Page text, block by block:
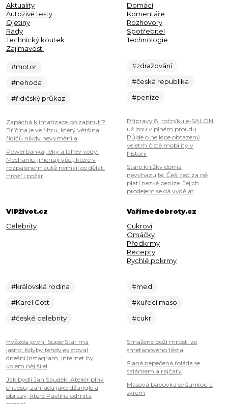
Aktuality
Autoživě testy
Ojetiny
Rady
Technický koutek
Zajímavosti
#motor
#nehoda
#řidičský průkaz
Zapáchá klimatizace po zapnutí?
Příčina je ve filtru, který většina
řidičů nikdy nevyměnila
Powerbanka, léky a lahev vody:
Mechanici jmenují věci, které v
rozpáleném autě nemají co dělat.
Hrozí i požár
Domácí
Komentáře
Rozhovory
Spotřebitel
Technologie
#zdražování
#česká republika
#peníze
Přípravy 8. ročníku e-SALON
už jsou v plném proudu.
Půjde o nejlépe obsazený
veletrh čisté mobility v
historii
Staré knížky doma
nevyhazujte. Češi teď za ně
platí hezké peníze. Jejich
prodejem se dá vydělat
VIPživot.cz
Celebrity
#královská rodina
#Karel Gott
#české celebrity
Hvězda první SuperStar má
jasno: Kdyby tehdy existoval
dnešní Instagram, internet by
kolem něj šílel
Jak bydlí Jan Saudek: Ateliér plný
chaosu, zahrada jako džungle a
obrazy, které Pavlína odmítá
Vařímedobroty.cz
Cukroví
Omáčky
Předkrmy
Recepty
Rychlé pokrmy
#med
#kuřecí maso
#cukr
Smažené boží milosti ze
smetanového těsta
Slaná nepečená roláda se
salámem a rajčaty
Masová bábovka se šunkou a
sýrem